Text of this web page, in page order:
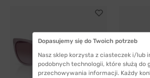
Dopasujemy się do Twoich potrzeb
Nasz sklep korzysta z ciasteczek i/lub
podobnych technologii, które służą do
przechowywania informacji. Każdy